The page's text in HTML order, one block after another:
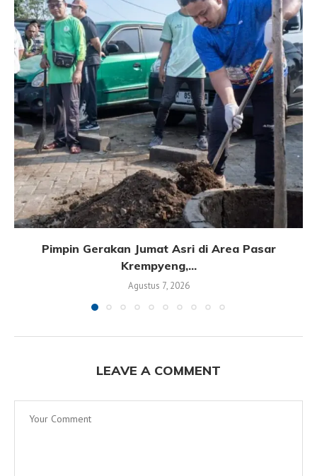
Pimpin Gerakan Jumat Asri di Area Pasar
Krempyeng,...
Agustus 7, 2026
LEAVE A COMMENT